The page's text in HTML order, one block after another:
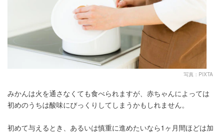
写真：PIXTA
みかんは火を通さなくても食べられますが、赤ちゃんによっては
初めのうちは酸味にびっくりしてしまうかもしれません。
初めて与えるとき、あるいは慎重に進めたいなら1ヶ月間ほどは加